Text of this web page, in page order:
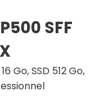
SFF
Go, SSD 512 Go,